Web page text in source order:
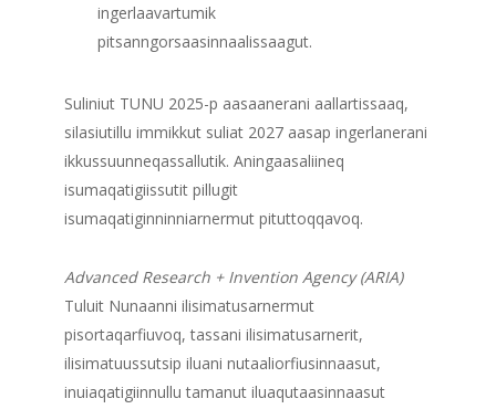
ingerlaavartumik
pitsanngorsaasinnaalissaagut.
Suliniut TUNU 2025-p aasaanerani aallartissaaq,
silasiutillu immikkut suliat 2027 aasap ingerlanerani
ikkussuunneqassallutik. Aningaasaliineq
isumaqatigiissutit pillugit
isumaqatiginninniarnermut pituttoqqavoq.
Advanced Research + Invention Agency (ARIA)
Tuluit Nunaanni ilisimatusarnermut
pisortaqarfiuvoq, tassani ilisimatusarnerit,
ilisimatuussutsip iluani nutaaliorfiusinnaasut,
inuiaqatigiinnullu tamanut iluaqutaasinnaasut